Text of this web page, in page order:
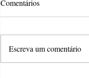
Comentários
Escreva um comentário